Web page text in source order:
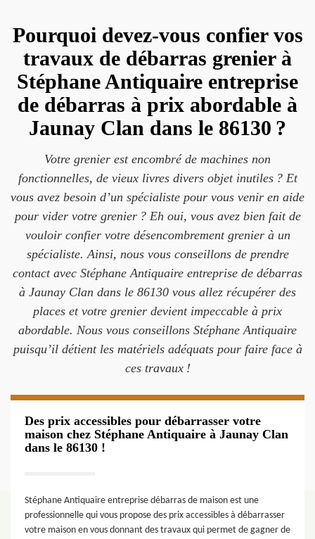
Pourquoi devez-vous confier vos
travaux de débarras grenier à
Stéphane Antiquaire entreprise
de débarras à prix abordable à
Jaunay Clan dans le 86130 ?
Votre grenier est encombré de machines non
fonctionnelles, de vieux livres divers objet inutiles ? Et
vous avez besoin d’un spécialiste pour vous venir en aide
pour vider votre grenier ? Eh oui, vous avez bien fait de
vouloir confier votre désencombrement grenier à un
spécialiste. Ainsi, nous vous conseillons de prendre
contact avec Stéphane Antiquaire entreprise de débarras
à Jaunay Clan dans le 86130 vous allez récupérer des
places et votre grenier devient impeccable à prix
abordable. Nous vous conseillons Stéphane Antiquaire
puisqu’il détient les matériels adéquats pour faire face à
ces travaux !
Des prix accessibles pour débarrasser votre
maison chez Stéphane Antiquaire à Jaunay Clan
dans le 86130 !
Stéphane Antiquaire entreprise débarras de maison est une
professionnelle qui vous propose des prix accessibles à débarrasser
votre maison en vous donnant des travaux qui permet de gagner de